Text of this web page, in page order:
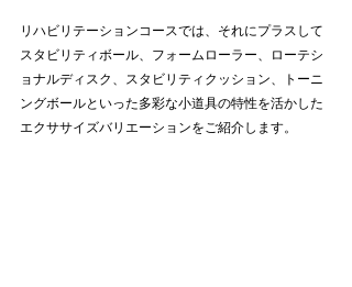
リハビリテーションコースでは、それにプラスして
スタビリティボール、フォームローラー、ローテシ
ョナルディスク、スタビリティクッション、トーニ
ングボールといった多彩な小道具の特性を活かした
エクササイズバリエーションをご紹介します。